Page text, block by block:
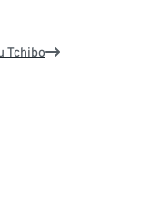
Tchibo